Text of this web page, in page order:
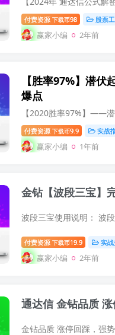
付费资源 下载币98 股票
赢家小编 2年前
【胜率97%】潜
爆点
【2020胜率97%】——
付费资源 下载币9.9 实战
赢家小编 1年前
金钻【波段三宝】
付费资源 下载币19.9 实
赢家小编 2年前
通达信 金钻品质